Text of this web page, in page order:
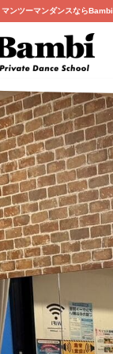
ンツーマンダンスならBambi